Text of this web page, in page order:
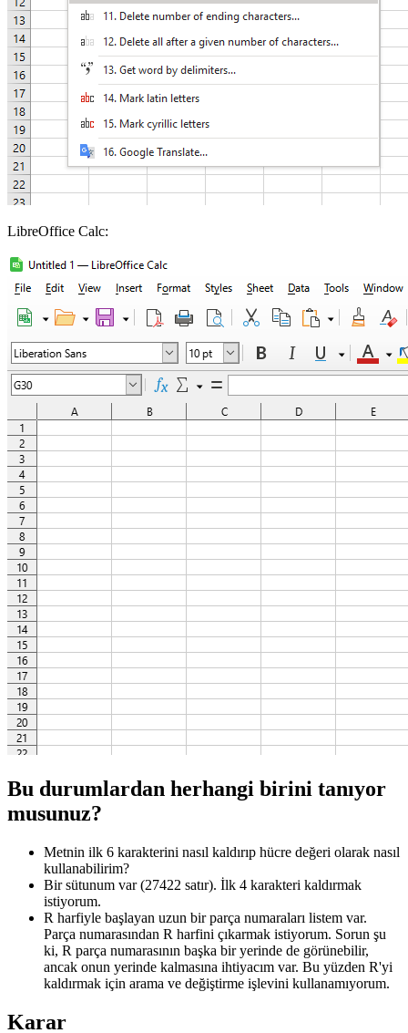
LibreOffice Calc:
Bu durumlardan herhangi birini tanıyor
musunuz?
Metnin ilk 6 karakterini nasıl kaldırıp hücre değeri olarak nasıl
kullanabilirim?
Bir sütunum var (27422 satır). İlk 4 karakteri kaldırmak
istiyorum.
R harfiyle başlayan uzun bir parça numaraları listem var.
Parça numarasından R harfini çıkarmak istiyorum. Sorun şu
ki, R parça numarasının başka bir yerinde de görünebilir,
ancak onun yerinde kalmasına ihtiyacım var. Bu yüzden R'yi
kaldırmak için arama ve değiştirme işlevini kullanamıyorum.
Karar